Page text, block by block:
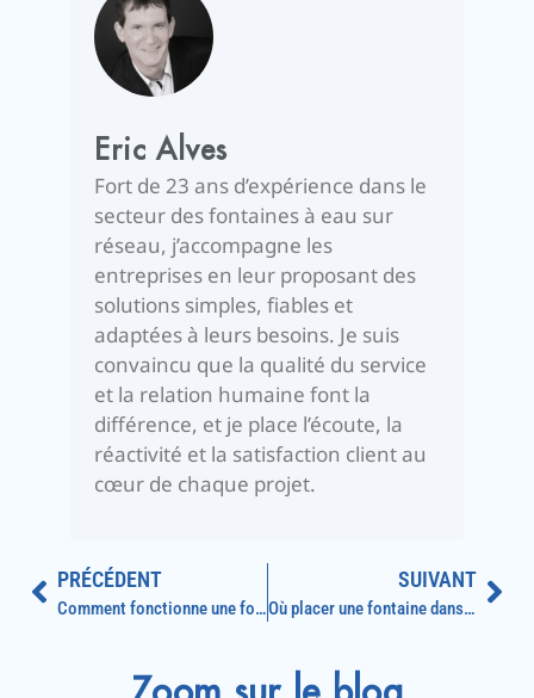
Eric Alves
Fort de 23 ans d’expérience dans le
secteur des fontaines à eau sur
réseau, j’accompagne les
entreprises en leur proposant des
solutions simples, fiables et
adaptées à leurs besoins. Je suis
convaincu que la qualité du service
et la relation humaine font la
différence, et je place l’écoute, la
réactivité et la satisfaction client au
cœur de chaque projet.
PRÉCÉDENT
Comment fonctionne une fontaine d’atelier ?
SUIVANT
Où placer une fontaine dans un bureau ?